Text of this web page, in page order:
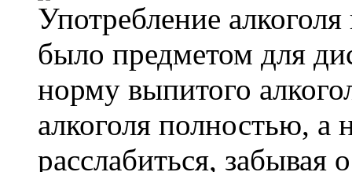
Употребление
было предметом для
норму выпитого
алкоголя полностью, а
расслабиться, забывая